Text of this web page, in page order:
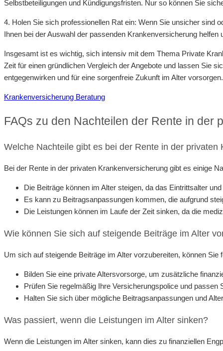
Selbstbeteiligungen und Kündigungsfristen. Nur so können Sie
4. Holen Sie sich professionellen Rat ein: Wenn Sie unsicher sind
Ihnen bei der Auswahl der passenden Krankenversicherung helfen
Insgesamt ist es wichtig, sich intensiv mit dem Thema Private
Zeit für einen gründlichen Vergleich der Angebote und lassen Sie
entgegenwirken und für eine sorgenfreie Zukunft im Alter vorsorgen.
Krankenversicherung Beratung
FAQs zu den Nachteilen der Rente in der
Welche Nachteile gibt es bei der Rente in der privaten
Bei der Rente in der privaten Krankenversicherung gibt es einige
Die Beiträge können im Alter steigen, da das Eintrittsalter
Es kann zu Beitragsanpassungen kommen, die aufgrund
Die Leistungen können im Laufe der Zeit sinken, da die
Wie können Sie sich auf steigende Beiträge im Alter
Um sich auf steigende Beiträge im Alter vorzubereiten, können Sie
Bilden Sie eine private Altersvorsorge, um zusätzliche
Prüfen Sie regelmäßig Ihre Versicherungspolice und passen
Halten Sie sich über mögliche Beitragsanpassungen und
Was passiert, wenn die Leistungen im Alter sinken?
Wenn die Leistungen im Alter sinken, kann dies zu finanziellen